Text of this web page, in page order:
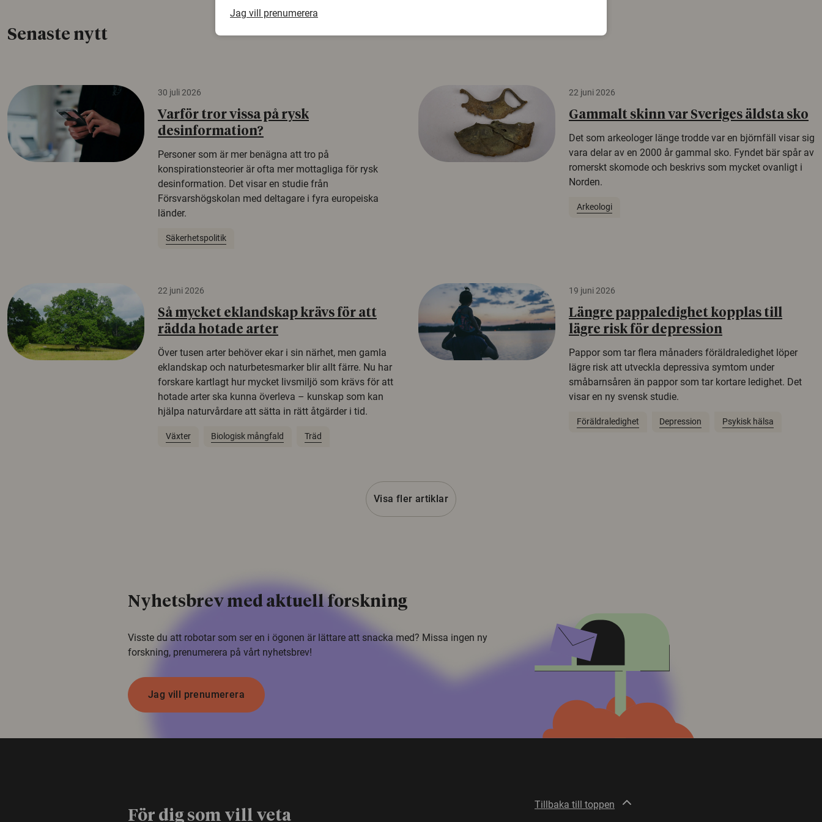
Senaste nytt
30 juli 2026
Varför tror vissa på rysk
desinformation?
Personer som är mer benägna att tro på
konspirationsteorier är ofta mer mottagliga för rysk
desinformation. Det visar en studie från
Försvarshögskolan med deltagare i fyra europeiska
länder.
Säkerhetspolitik
22 juni 2026
Gammalt skinn var Sveriges äldsta sko
Det som arkeologer länge trodde var en björnfäll visar sig
vara delar av en 2000 år gammal sko. Fyndet bär spår av
romerskt skomode och beskrivs som mycket ovanligt i
Norden.
Arkeologi
22 juni 2026
Så mycket eklandskap krävs för att
rädda hotade arter
Över tusen arter behöver ekar i sin närhet, men gamla
eklandskap och naturbetesmarker blir allt färre. Nu har
forskare kartlagt hur mycket livsmiljö som krävs för att
hotade arter ska kunna överleva – kunskap som kan
hjälpa naturvårdare att sätta in rätt åtgärder i tid.
Växter Biologisk mångfald Träd
19 juni 2026
Längre pappaledighet kopplas till
lägre risk för depression
Pappor som tar flera månaders föräldraledighet löper
lägre risk att utveckla depressiva symtom under
småbarnsåren än pappor som tar kortare ledighet. Det
visar en ny svensk studie.
Föräldraledighet Depression Psykisk hälsa
Visa fler artiklar
Nyhetsbrev med aktuell forskning
Visste du att robotar som ser en i ögonen är lättare att snacka med? Missa ingen ny
forskning, prenumerera på vårt nyhetsbrev!
Jag vill prenumerera
För dig som vill veta
Tillbaka till toppen
Jag vill prenumerera